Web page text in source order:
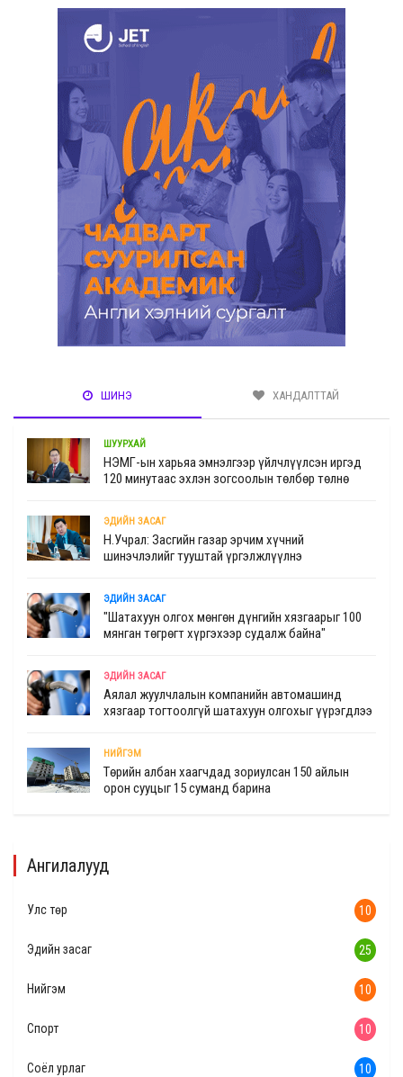
ШИНЭ ХАНДАЛТТАЙ
ШУУРХАЙ
НЭМГ-ын харьяа эмнэлгээр үйлчлүүлсэн иргэд
120 минутаас эхлэн зогсоолын төлбөр төлнө
ЭДИЙН ЗАСАГ
Н.Учрал: Засгийн газар эрчим хүчний
шинэчлэлийг тууштай үргэлжлүүлнэ
ЭДИЙН ЗАСАГ
"Шатахуун олгох мөнгөн дүнгийн хязгаарыг 100
мянган төгрөгт хүргэхээр судалж байна"
ЭДИЙН ЗАСАГ
Аялал жуулчлалын компанийн автомашинд
хязгаар тогтоолгүй шатахуун олгохыг үүрэгдлээ
НИЙГЭМ
Төрийн албан хаагчдад зориулсан 150 айлын
орон сууцыг 15 суманд барина
Ангилалууд
Улс төр 10
Эдийн засаг 25
Нийгэм 10
Спорт 10
Соёл урлаг 10